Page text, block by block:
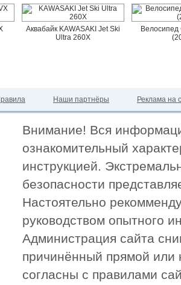
Аквабайк KAWASAKI Jet Ski
Ultra 260X
Велосипед
Наши партнёры Реклама на
Внимание! Вся
ознакомительный
инструкцией.
безопасности
Настоятельно
руководством опытного
Администрация сайта
причинённый прямой или
согласны с правилами